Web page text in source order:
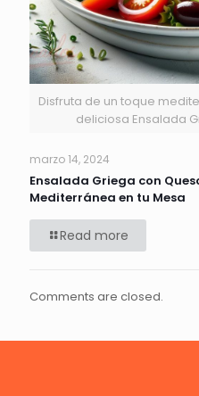
Disfruta de un toque
deliciosa Ensalada
marzo 14, 2024
Ensalada Griega con
Mediterránea en tu Mesa
Read more
Comments are closed.